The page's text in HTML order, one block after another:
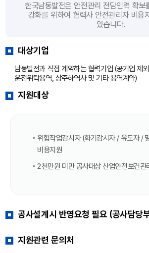
한국남동발전은 안전관리 전담인력 확보
강화를 위하여 협력사 안전관리자 비용
있습니다.
대상기업
남동발전과 직접 계약하는 협력기업 (공기업 제
운전위탁용역, 상주하역사 및 기타 용역계약)
지원대상
위험작업감시자 (화기감시자 / 유도자 /
비용지원
2천만원 미만 공사대상 산업안전보건관
공사설계시 반영요청 필요 (공사담당
지원관련 문의처